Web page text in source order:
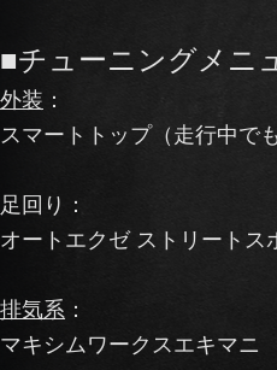
■チューニングメニ
外装 ：
スマートトップ（走行中で
足回り：
オートエクゼ ストリート
排気系 ：
マキシムワークスエキマ